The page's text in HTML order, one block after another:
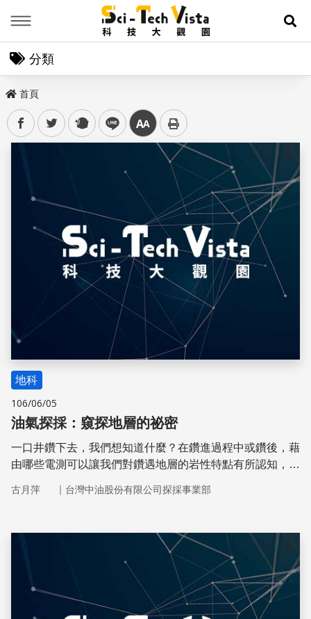
展
分類
首頁
facebooktwitter plurk line 中
儲存
地科
106/06/05
油氣探採：窺探地層的祕密
一口井鑽下去，我們想知道什麼？在鑽進過程中或鑽後，藉
由哪些電測可以讓我們對鑽遇地層的岩性特點有所認知，找
古月萍 ｜ 台灣中油股份有限公司探採事業部
儲存